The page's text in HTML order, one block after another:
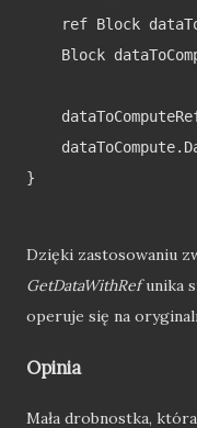
ref Block
Block
}
Dzięki zastosowaniu
GetDataWithRefunika
operuje się na
Opinia
Mała drobnostka,